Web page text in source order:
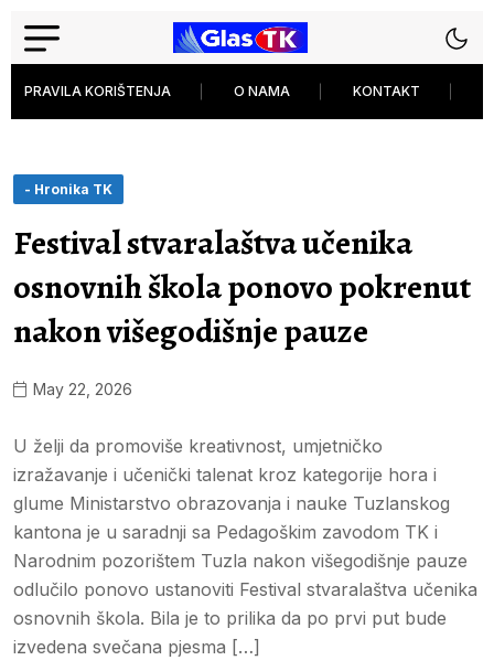
PRAVILA KORIŠTENJA O NAMA KONTAKT
- Hronika TK
Festival stvaralaštva učenika
osnovnih škola ponovo pokrenut
nakon višegodišnje pauze
May 22, 2026
U želji da promoviše kreativnost, umjetničko
izražavanje i učenički talenat kroz kategorije hora i
glume Ministarstvo obrazovanja i nauke Tuzlanskog
kantona je u saradnji sa Pedagoškim zavodom TK i
Narodnim pozorištem Tuzla nakon višegodišnje pauze
odlučilo ponovo ustanoviti Festival stvaralaštva učenika
osnovnih škola. Bila je to prilika da po prvi put bude
izvedena svečana pjesma […]